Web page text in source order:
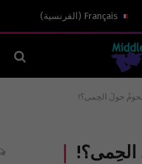
Français
( الفرنسية)
نحومُ حولَ الحِمى؟!
الحِمى؟!